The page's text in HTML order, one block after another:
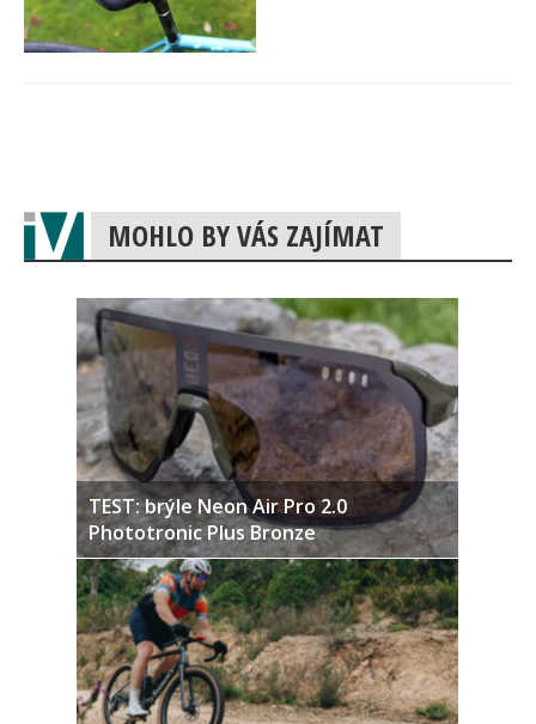
MOHLO BY VÁS ZAJÍMAT
TEST: brýle Neon Air Pro 2.0
Phototronic Plus Bronze